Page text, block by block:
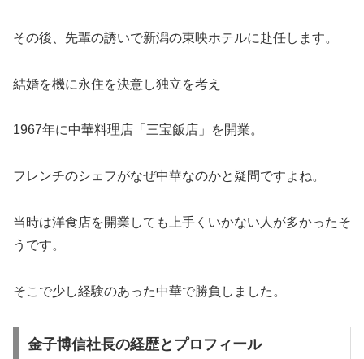
その後、先輩の誘いで新潟の東映ホテルに赴任します。
結婚を機に永住を決意し独立を考え
1967年に中華料理店「三宝飯店」を開業。
フレンチのシェフがなぜ中華なのかと疑問ですよね。
当時は洋食店を開業しても上手くいかない人が多かったそ
うです。
そこで少し経験のあった中華で勝負しました。
金子博信社長の経歴とプロフィール